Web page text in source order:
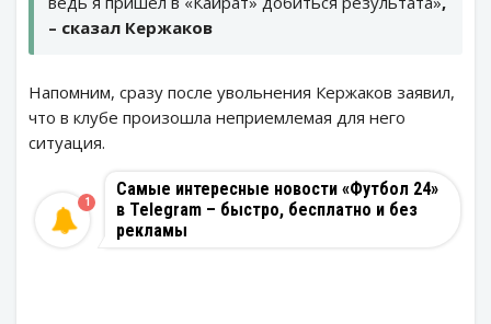
– сказал Кержаков
Напомним, сразу после увольнения Кержаков заявил,
что в клубе произошла неприемлемая для него
ситуация.
Самые интересные новости «Футбол 24»
в Telegram – быстро, бесплатно и без
рекламы
1